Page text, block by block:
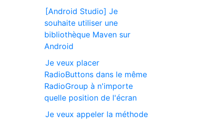
[Android Studio] Je
souhaite utiliser une
bibliothèque Maven sur
Android
Je veux placer
RadioButtons dans le même
RadioGroup à n'importe
quelle position de l'écran
Je veux appeler la méthode